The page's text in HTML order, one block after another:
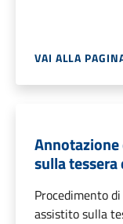
VAI ALLA
sulla
Procedimento
assistito sulla